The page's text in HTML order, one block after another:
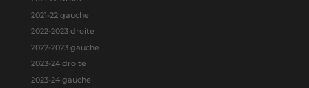
2021-22 gauche
2022-2023 droite
2022-2023 gauche
2023-24 droite
2023-24 gauche